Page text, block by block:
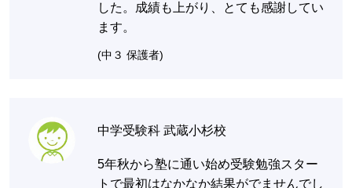
した。成績も上がり、とても感謝してい
ます。
(中３ 保護者)
中学受験科 武蔵小杉校
5年秋から塾に通い始め受験勉強スター
トで最初はなかなか結果がでませんでし